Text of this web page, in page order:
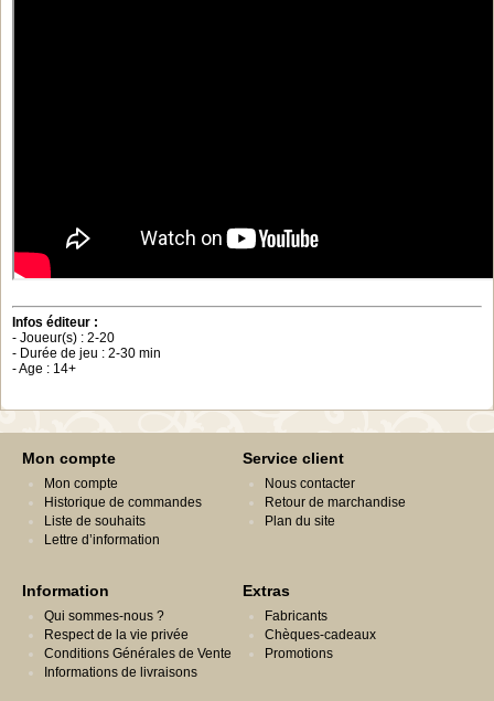
Infos éditeur :
- Joueur(s) : 2-20
- Durée de jeu : 2-30 min
- Age : 14+
Mon compte
Mon compte
Historique de commandes
Liste de souhaits
Lettre d’information
Service client
Nous contacter
Retour de marchandise
Plan du site
Information
Qui sommes-nous ?
Respect de la vie privée
Conditions Générales de Vente
Informations de livraisons
Extras
Fabricants
Chèques-cadeaux
Promotions